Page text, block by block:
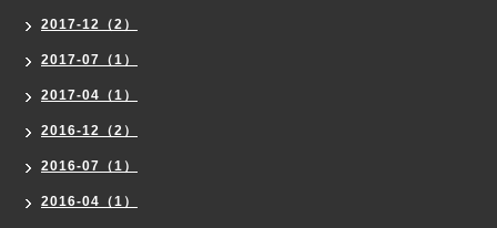
2017-12（2）
2017-07（1）
2017-04（1）
2016-12（2）
2016-07（1）
2016-04（1）